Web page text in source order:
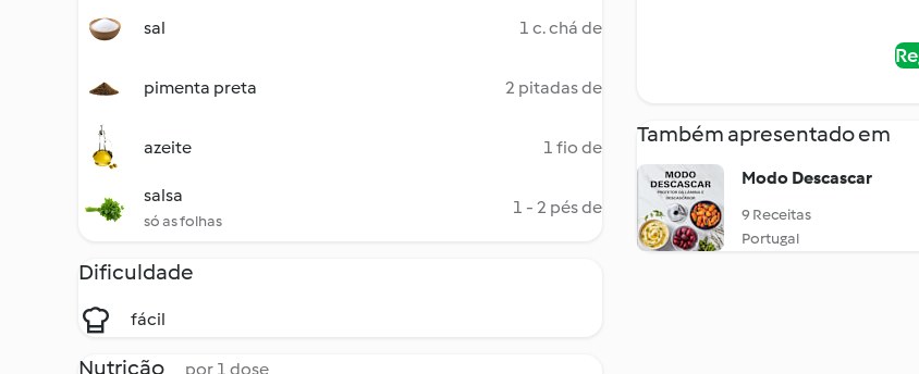
sal 1 c. chá de
pimenta preta 2 pitadas de
azeite 1 fio de
salsa
só as folhas
1 - 2 pés de
Dificuldade
fácil
Nutrição por 1 dose
Também apresentado em
Modo Descascar
9 Receitas
Portugal